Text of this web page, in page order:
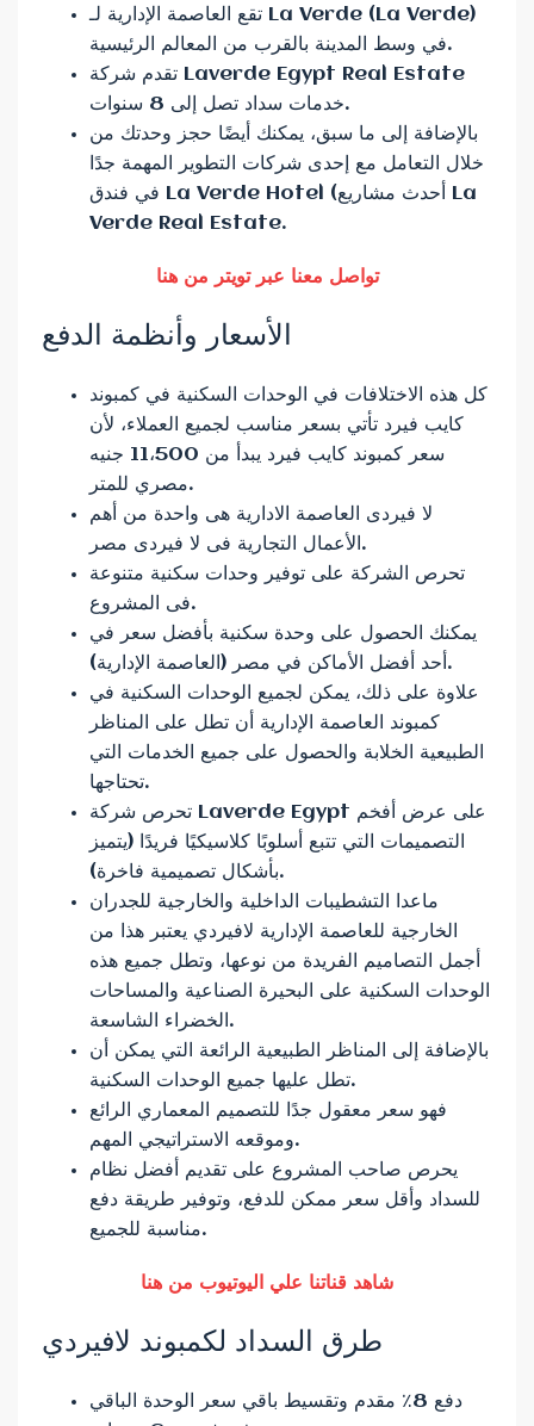
تقع العاصمة الإدارية لـ La Verde (La Verde)
في وسط المدينة بالقرب من المعالم الرئيسية.
تقدم شركة Laverde Egypt Real Estate
خدمات سداد تصل إلى 8 سنوات.
بالإضافة إلى ما سبق، يمكنك أيضًا حجز وحدتك من
خلال التعامل مع إحدى شركات التطوير المهمة جدًا
في فندق La Verde Hotel (أحدث مشاريع La
Verde Real Estate.
تواصل معنا عبر تويتر من هنا
الأسعار وأنظمة الدفع
كل هذه الاختلافات في الوحدات السكنية في كمبوند
كايب فيرد تأتي بسعر مناسب لجميع العملاء، لأن
سعر كمبوند كايب فيرد يبدأ من 11،500 جنيه
مصري للمتر.
لا فيردى العاصمة الادارية هى واحدة من أهم
الأعمال التجارية فى لا فيردى مصر.
تحرص الشركة على توفير وحدات سكنية متنوعة
فى المشروع.
يمكنك الحصول على وحدة سكنية بأفضل سعر في
أحد أفضل الأماكن في مصر (العاصمة الإدارية).
علاوة على ذلك، يمكن لجميع الوحدات السكنية في
كمبوند العاصمة الإدارية أن تطل على المناظر
الطبيعية الخلابة والحصول على جميع الخدمات التي
تحتاجها.
تحرص شركة Laverde Egypt على عرض أفخم
التصميمات التي تتبع أسلوبًا كلاسيكيًا فريدًا (يتميز
بأشكال تصميمية فاخرة).
ماعدا التشطيبات الداخلية والخارجية للجدران
الخارجية للعاصمة الإدارية لافيردي يعتبر هذا من
أجمل التصاميم الفريدة من نوعها، وتطل جميع هذه
الوحدات السكنية على البحيرة الصناعية والمساحات
الخضراء الشاسعة.
بالإضافة إلى المناظر الطبيعية الرائعة التي يمكن أن
تطل عليها جميع الوحدات السكنية.
فهو سعر معقول جدًا للتصميم المعماري الرائع
وموقعه الاستراتيجي المهم.
يحرص صاحب المشروع على تقديم أفضل نظام
للسداد وأقل سعر ممكن للدفع، وتوفير طريقة دفع
مناسبة للجميع.
شاهد قناتنا علي اليوتيوب من هنا
طرق السداد لكمبوند لافيردي
دفع 8٪ مقدم وتقسيط باقي سعر الوحدة الباقي